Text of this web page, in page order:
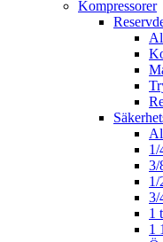
Kompressorer
1/
3/
1/
3/
1
1